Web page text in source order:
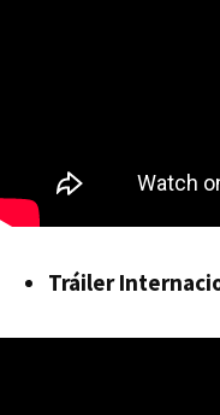
Tráiler